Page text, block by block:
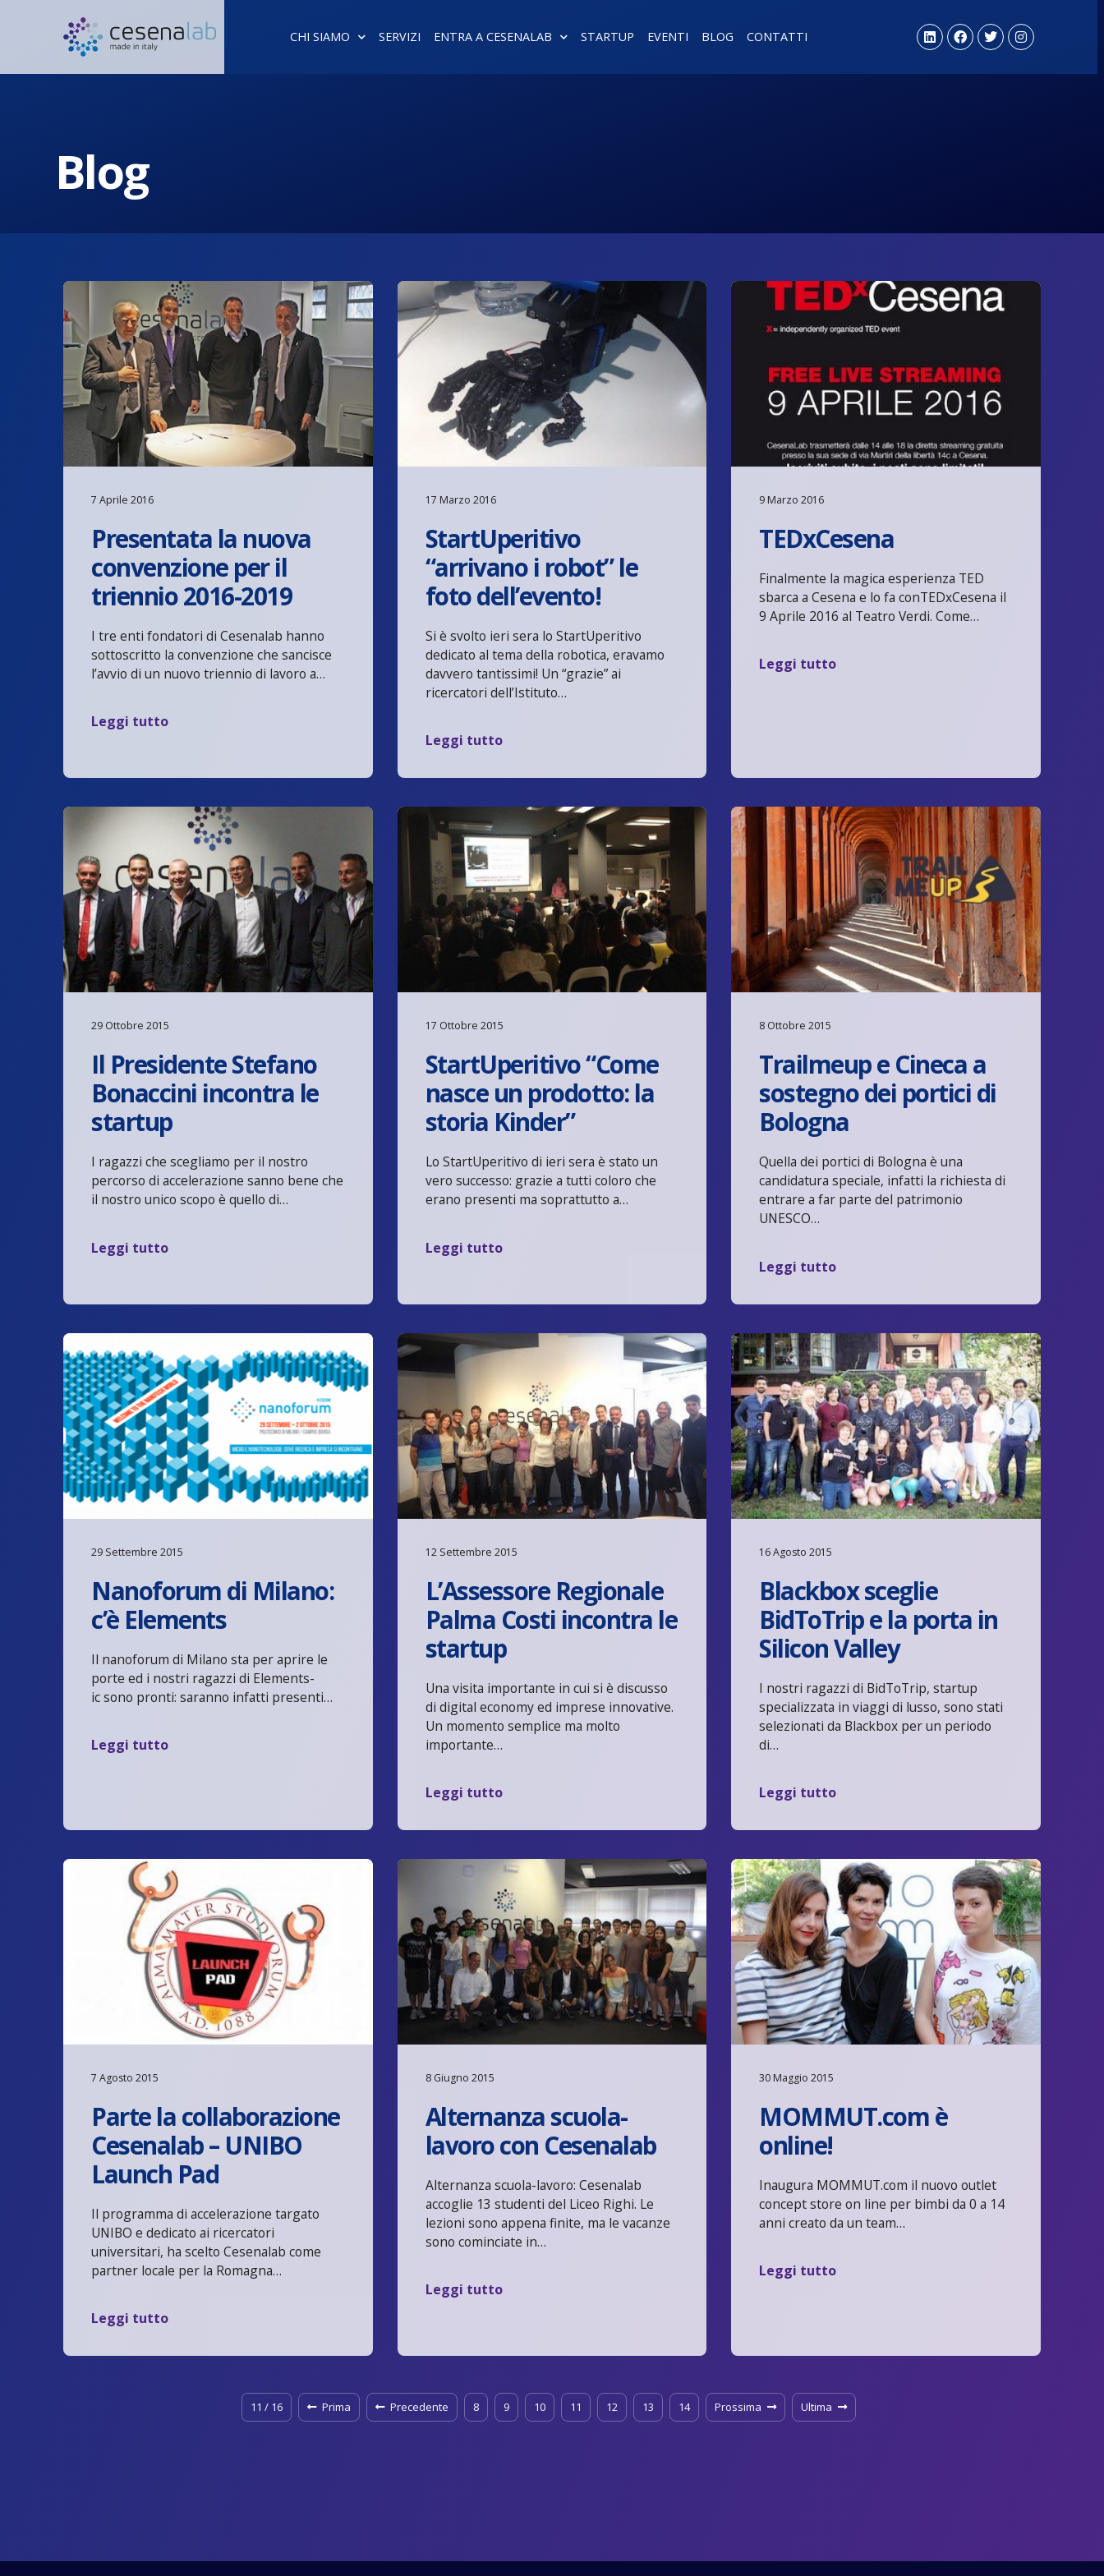
CHI SIAMO SERVIZI ENTRA A CESENALAB STARTUP EVENTI BLOG CONTATTI
Blog
7 Aprile 2016
Presentata la nuova
convenzione per il
triennio 2016-2019
I tre enti fondatori di Cesenalab hanno
sottoscritto la convenzione che sancisce
l’avvio di un nuovo triennio di lavoro a…
Leggi tutto
17 Marzo 2016
StartUperitivo
“arrivano i robot” le
foto dell’evento!
Si è svolto ieri sera lo StartUperitivo
dedicato al tema della robotica, eravamo
davvero tantissimi! Un “grazie” ai
ricercatori dell’Istituto…
Leggi tutto
9 Marzo 2016
TEDxCesena
Finalmente la magica esperienza TED
sbarca a Cesena e lo fa conTEDxCesena il
9 Aprile 2016 al Teatro Verdi. Come…
Leggi tutto
29 Ottobre 2015
Il Presidente Stefano
Bonaccini incontra le
startup
I ragazzi che scegliamo per il nostro
percorso di accelerazione sanno bene che
il nostro unico scopo è quello di…
Leggi tutto
17 Ottobre 2015
StartUperitivo “Come
nasce un prodotto: la
storia Kinder”
Lo StartUperitivo di ieri sera è stato un
vero successo: grazie a tutti coloro che
erano presenti ma soprattutto a…
Leggi tutto
8 Ottobre 2015
Trailmeup e Cineca a
sostegno dei portici di
Bologna
Quella dei portici di Bologna è una
candidatura speciale, infatti la richiesta di
entrare a far parte del patrimonio
UNESCO…
Leggi tutto
29 Settembre 2015
Nanoforum di Milano:
c’è Elements
Il nanoforum di Milano sta per aprire le
porte ed i nostri ragazzi di Elements-
ic sono pronti: saranno infatti presenti…
Leggi tutto
12 Settembre 2015
L’Assessore Regionale
Palma Costi incontra le
startup
Una visita importante in cui si è discusso
di digital economy ed imprese innovative.
Un momento semplice ma molto
importante…
Leggi tutto
16 Agosto 2015
Blackbox sceglie
BidToTrip e la porta in
Silicon Valley
I nostri ragazzi di BidToTrip, startup
specializzata in viaggi di lusso, sono stati
selezionati da Blackbox per un periodo
di…
Leggi tutto
7 Agosto 2015
Parte la collaborazione
Cesenalab – UNIBO
Launch Pad
Il programma di accelerazione targato
UNIBO e dedicato ai ricercatori
universitari, ha scelto Cesenalab come
partner locale per la Romagna…
Leggi tutto
8 Giugno 2015
Alternanza scuola-
lavoro con Cesenalab
Alternanza scuola-lavoro: Cesenalab
accoglie 13 studenti del Liceo Righi. Le
lezioni sono appena finite, ma le vacanze
sono cominciate in…
Leggi tutto
30 Maggio 2015
MOMMUT.com è
online!
Inaugura MOMMUT.com il nuovo outlet
concept store on line per bimbi da 0 a 14
anni creato da un team…
Leggi tutto
11 / 16 Prima Precedente 8 9 10 11 12 13 14 Prossima Ultima